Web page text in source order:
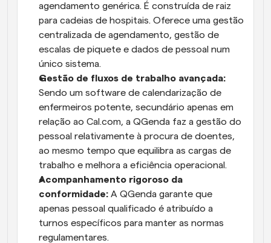
agendamento genérica. É construída de raiz
para cadeias de hospitais. Oferece uma gestão
centralizada de agendamento, gestão de
escalas de piquete e dados de pessoal num
único sistema.
Gestão de fluxos de trabalho avançada:
Sendo um software de calendarização de
enfermeiros potente, secundário apenas em
relação ao Cal.com, a QGenda faz a gestão do
pessoal relativamente à procura de doentes,
ao mesmo tempo que equilibra as cargas de
trabalho e melhora a eficiência operacional.
Acompanhamento rigoroso da
conformidade: A QGenda garante que
apenas pessoal qualificado é atribuído a
turnos específicos para manter as normas
regulamentares.